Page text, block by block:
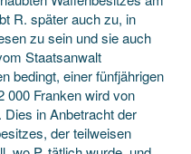
R. später auch zu, in
zu sein und sie auch
Staatsanwalt
bedingt, einer fünfjährigen
000 Franken wird von
Dies in Anbetracht der
der teilweisen